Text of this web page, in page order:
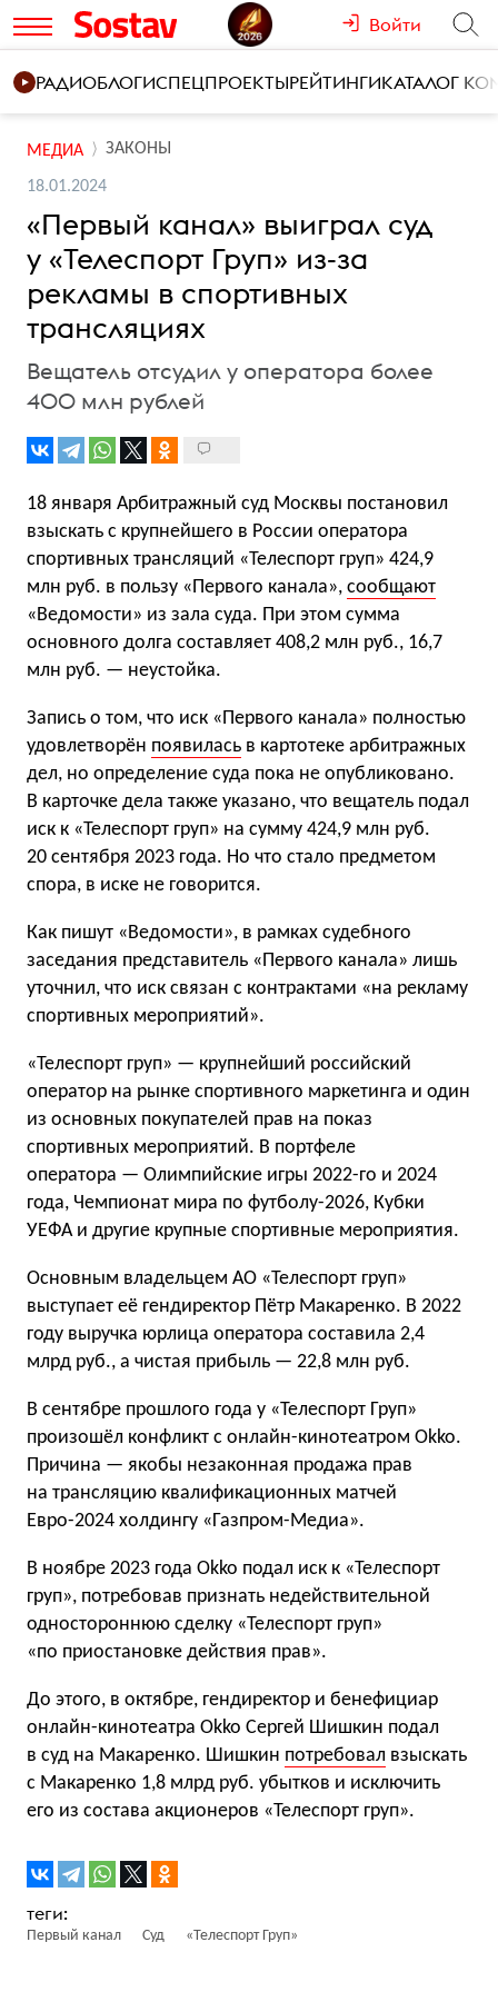
Войти
РАДИОБЛОГИСПЕЦПРОЕКТЫРЕЙТИНГИКАТАЛОГ
МЕДИА ЗАКОНЫ
18.01.2024
«Первый канал» выиграл суд
у «Телеспорт Груп» из-за
рекламы в спортивных
трансляциях
Вещатель отсудил у оператора более
400 млн рублей
18 января Арбитражный суд Москвы постановил
взыскать с крупнейшего в России оператора
спортивных трансляций «Телеспорт груп» 424,9
млн руб. в пользу «Первого канала», сообщают
«Ведомости» из зала суда. При этом сумма
основного долга составляет 408,2 млн руб., 16,7
млн руб. — неустойка.
Запись о том, что иск «Первого канала» полностью
удовлетворён появилась в картотеке арбитражных
дел, но определение суда пока не опубликовано.
В карточке дела также указано, что вещатель подал
иск к «Телеспорт груп» на сумму 424,9 млн руб.
20 сентября 2023 года. Но что стало предметом
спора, в иске не говорится.
Как пишут «Ведомости», в рамках судебного
заседания представитель «Первого канала» лишь
уточнил, что иск связан с контрактами «на рекламу
спортивных мероприятий».
«Телеспорт груп» — крупнейший российский
оператор на рынке спортивного маркетинга и один
из основных покупателей прав на показ
спортивных мероприятий. В портфеле
оператора — Олимпийские игры 2022-го и 2024
года, Чемпионат мира по футболу-2026, Кубки
УЕФА и другие крупные спортивные мероприятия.
Основным владельцем АО «Телеспорт груп»
выступает её гендиректор Пётр Макаренко. В 2022
году выручка юрлица оператора составила 2,4
млрд руб., а чистая прибыль — 22,8 млн руб.
В сентябре прошлого года у «Телеспорт Груп»
произошёл конфликт с онлайн-кинотеатром Okko.
Причина — якобы незаконная продажа прав
на трансляцию квалификационных матчей
Евро-2024 холдингу «Газпром-Медиа».
В ноябре 2023 года Okko подал иск к «Телеспорт
груп», потребовав признать недействительной
одностороннюю сделку «Телеспорт груп»
«по приостановке действия прав».
До этого, в октябре, гендиректор и бенефициар
онлайн-кинотеатра Okko Сергей Шишкин подал
в суд на Макаренко. Шишкин потребовал взыскать
с Макаренко 1,8 млрд руб. убытков и исключить
его из состава акционеров «Телеспорт груп».
Первый канал Суд «Телеспорт Груп»